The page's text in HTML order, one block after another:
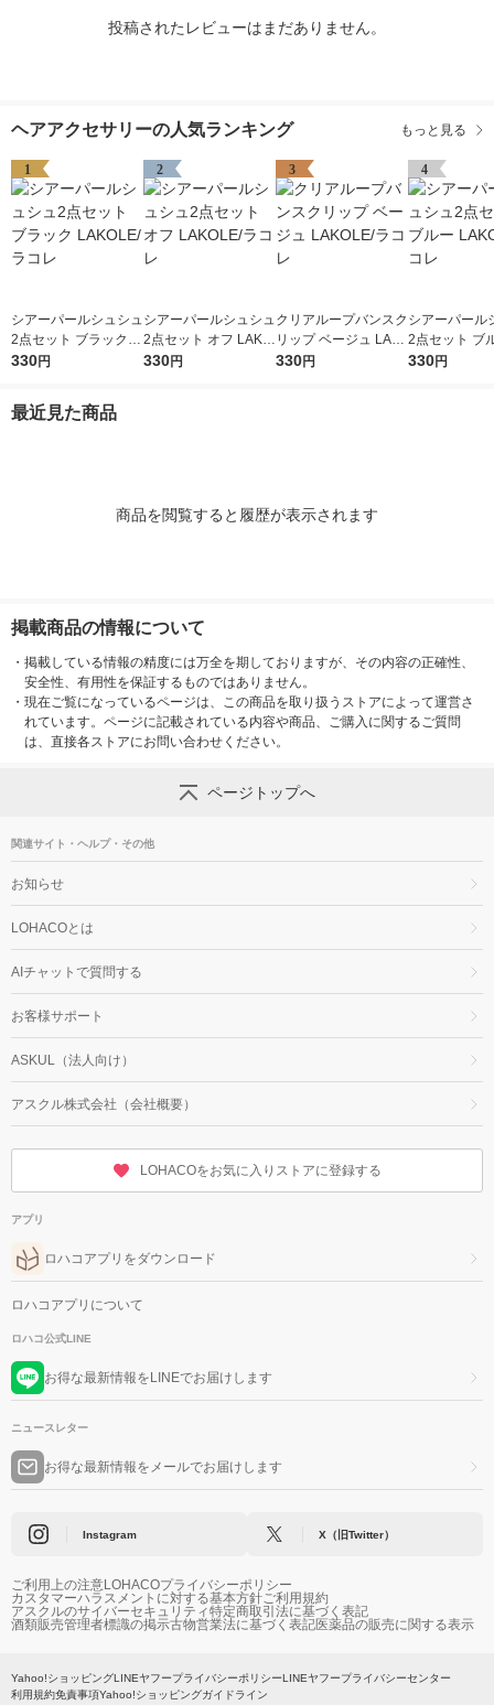
投稿されたレビューはまだありません。
ヘアアクセサリーの人気ランキング もっと見る
1
シアーパールシュシュ
2点セット ブラック L
AKOLE/ラコレ
330円
2
シアーパールシュシュ
2点セット オフ LAKO
LE/ラコレ
330円
3
クリアループバンスク
リップ ベージュ LAK
OLE/ラコレ
330円
4
シアーパール
2点セット ブ
OLE/ラコレ
330円
最近見た商品
商品を閲覧すると履歴が表示されます
掲載商品の情報について
・ 掲載している情報の精度には万全を期しておりますが、その内容の正確性、
安全性、有用性を保証するものではありません。
・ 現在ご覧になっているページは、この商品を取り扱うストアによって運営さ
れています。ページに記載されている内容や商品、ご購入に関するご質問
は、直接各ストアにお問い合わせください。
ページトップへ
関連サイト・ヘルプ・その他
お知らせ
LOHACOとは
AIチャットで質問する
お客様サポート
ASKUL（法人向け）
アスクル株式会社（会社概要）
LOHACOをお気に入りストアに登録する
アプリ
ロハコアプリをダウンロード
ロハコアプリについて
ロハコ公式LINE
お得な最新情報をLINEでお届けします
ニュースレター
お得な最新情報をメールでお届けします
Instagram X（旧Twitter）
ご利用上の注意LOHACOプライバシーポリシー
カスタマーハラスメントに対する基本方針ご利用規約
アスクルのサイバーセキュリティ特定商取引法に基づく表記
酒類販売管理者標識の掲示古物営業法に基づく表記医薬品の販売に関する表示
Yahoo!ショッピングLINEヤフープライバシーポリシーLINEヤフープライバシーセンター
利用規約免責事項Yahoo!ショッピングガイドライン